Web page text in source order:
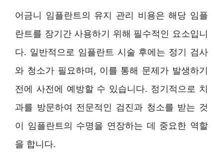
어금니 임플란트의 유지 관리 비용은 해당 임플
란트를 장기간 사용하기 위해 필수적인 요소입니
다. 일반적으로 임플란트 시술 후에는 정기 검사
와 청소가 필요하며, 이를 통해 문제가 발생하기
전에 사전에 예방할 수 있습니다. 정기적으로 치
과를 방문하여 전문적인 검진과 청소를 받는 것
이 임플란트의 수명을 연장하는 데 중요한 역할
을 합니다.